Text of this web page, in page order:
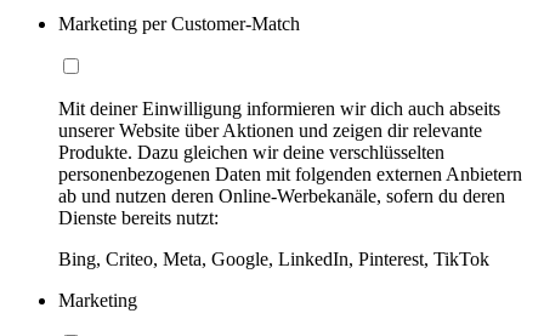
Marketing per Customer-Match
Mit deiner Einwilligung informieren wir dich auch abseits
unserer Website über Aktionen und zeigen dir relevante
Produkte. Dazu gleichen wir deine verschlüsselten
personenbezogenen Daten mit folgenden externen Anbietern
ab und nutzen deren Online-Werbekanäle, sofern du deren
Dienste bereits nutzt:
Bing, Criteo, Meta, Google, LinkedIn, Pinterest, TikTok
Marketing